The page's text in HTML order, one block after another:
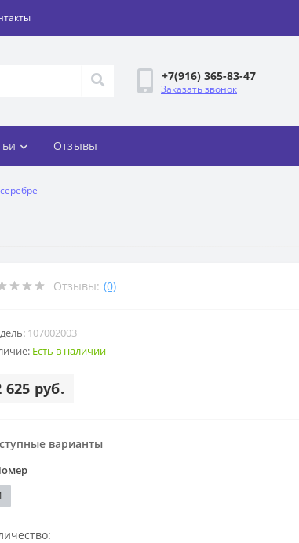
+7(916) 365-83-47
Заказать звонок
Отзывы
Отзывы: (0)
107002003
Есть в наличии
625 руб.
варианты